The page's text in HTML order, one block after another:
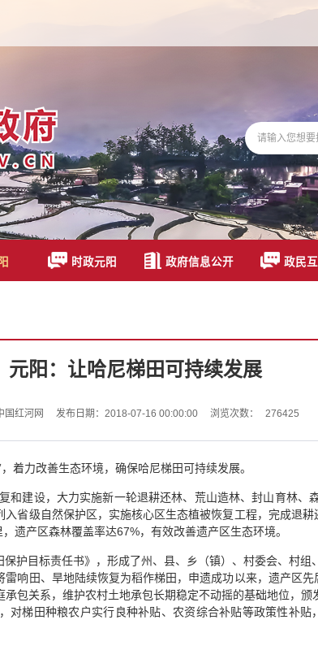
时政元阳 政府信息公开 政民
元阳：让哈尼梯田可持续发展
国红河网 发布日期：2018-07-16 00:00:00 浏览次数： 276425
着力改善生态环境，确保哈尼梯田可持续发展。
和建设，大力实施新一轮退耕还林、荒山造林、封山育林、
省级自然保护区，实施核心区生态植被恢复工程，完成退
遗产区森林覆盖率达67%，有效改善遗产区生态环境。
护目标责任书》，形成了州、县、乡（镇）、村委会、村
响田、旱地陆续恢复为稻作梯田，申遗成功以来，遗产区
包关系，维护农村土地承包长期稳定不动摇的基础地位，
对梯田种粮农户实行良种补贴、农资综合补贴等政策性补